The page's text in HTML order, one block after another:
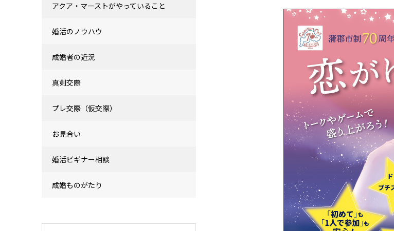
アクア・マーストがやっていること
婚活のノウハウ
成婚者の近況
真剣交際
プレ交際（仮交際）
お見合い
婚活ビギナー相談
成婚ものがたり